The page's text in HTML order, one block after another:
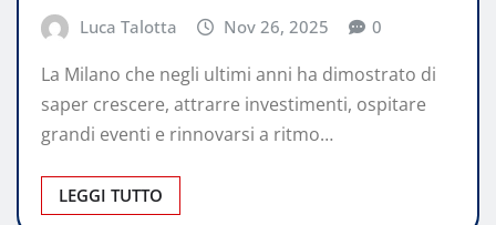
Luca Talotta Nov 26, 2025 0
La Milano che negli ultimi anni ha dimostrato di
saper crescere, attrarre investimenti, ospitare
grandi eventi e rinnovarsi a ritmo…
LEGGI TUTTO